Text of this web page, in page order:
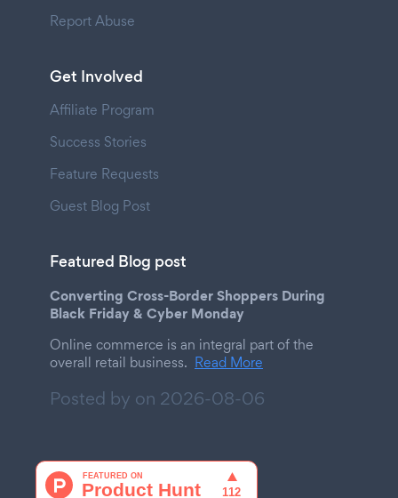
Report Abuse
Get Involved
Affiliate Program
Success Stories
Feature Requests
Guest Blog Post
Featured Blog post
Converting Cross-Border Shoppers During
Black Friday & Cyber Monday
Online commerce is an integral part of the
overall retail business. Read More
Posted by on 2026-08-06